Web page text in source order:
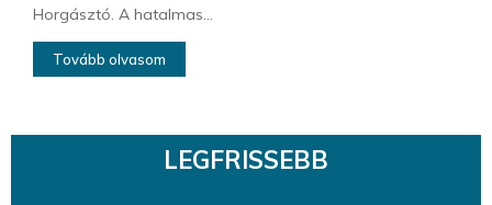
Horgásztó. A hatalmas...
Tovább olvasom
LEGFRISSEBB